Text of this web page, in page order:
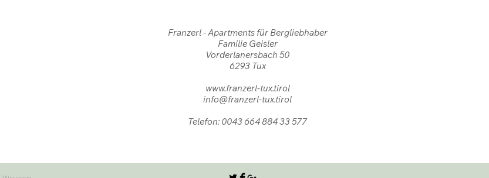
Franzerl - Apartments für Bergliebhaber
Familie Geisler
Vorderlanersbach 50
6293 Tux
www.franzerl-tux.tirol
info@franzerl-tux.tirol
Telefon: 0043 664 884 33 577
HABEN SIE FRAGEN? RUFEN SIE UNS AN: